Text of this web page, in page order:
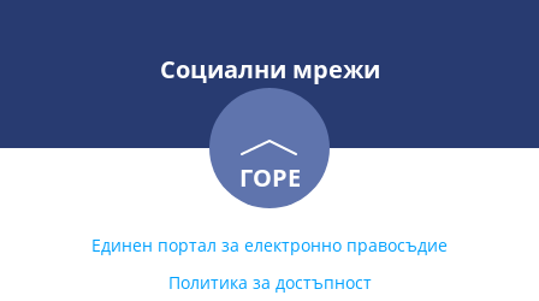
Социални мрежи
ГОРЕ
Единен портал за електронно правосъдие
Политика за достъпност